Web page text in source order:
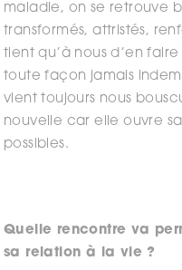
maladie, on se retrouve
transformés, attristés,
tient qu’à nous d’en
toute façon jamais
vient toujours nous
nouvelle car elle ouvre
possibles.
Quelle rencontre va
sa relation à la vie ?